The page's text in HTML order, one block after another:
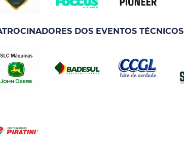
DOS EVENTOS TÉCNICOS